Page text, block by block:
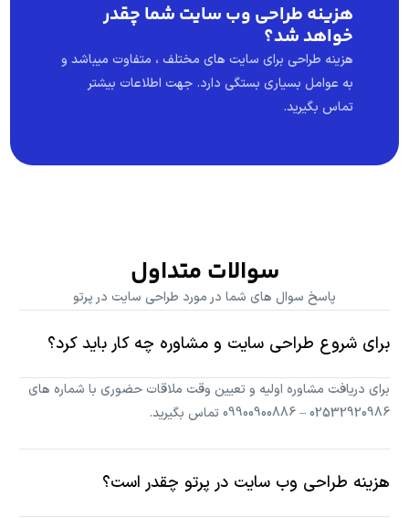
هزینه طراحی وب سایت شما چقدر
خواهد شد؟
هزینه طراحی برای سایت های مختلف ، متفاوت میباشد و
به عوامل بسیاری بستگی دارد. جهت اطلاعات بیشتر
تماس بگیرید.
سوالات متداول
پاسخ سوال های شما در مورد طراحی سایت در پرتو
برای شروع طراحی سایت و مشاوره چه کار باید کرد؟
برای دریافت مشاوره اولیه و تعیین وقت ملاقات حضوری با شماره های
02532920986 – 09900900886 تماس بگیرید.
هزینه طراحی وب سایت در پرتو چقدر است؟